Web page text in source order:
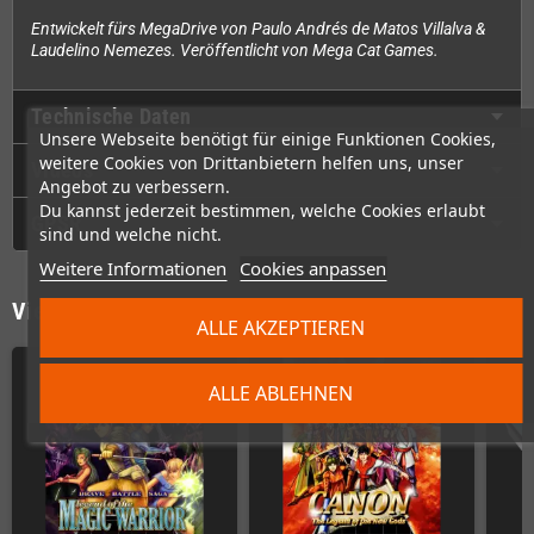
Unsere Webseite benötigt für einige Funktionen Cookies,
weitere Cookies von Drittanbietern helfen uns, unser
Angebot zu verbessern.
Du kannst jederzeit bestimmen, welche Cookies erlaubt
sind und welche nicht.
Weitere Informationen Cookies anpassen
ALLE ABLEHNEN
ALLE AKZEPTIEREN
Entwickelt fürs MegaDrive von Paulo Andrés de Matos Villalva &
Laudelino Nemezes. Veröffentlicht von Mega Cat Games.
Technische Daten
Videos
GPSR
Vielleicht wäre das auch was für Dich